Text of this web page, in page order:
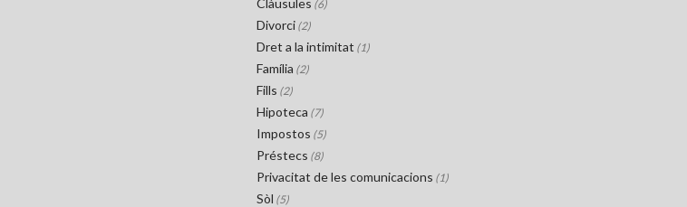
Clàusules (6)
Divorci (2)
Dret a la intimitat (1)
Família (2)
Fills (2)
Hipoteca (7)
Impostos (5)
Préstecs (8)
Privacitat de les comunicacions (1)
Sòl (5)